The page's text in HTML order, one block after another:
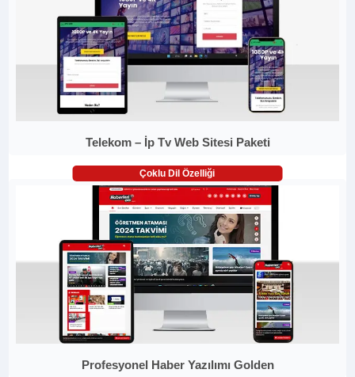
Telekom – İp Tv Web Sitesi Paketi
Çoklu Dil Özelliği
Profesyonel Haber Yazılımı Golden